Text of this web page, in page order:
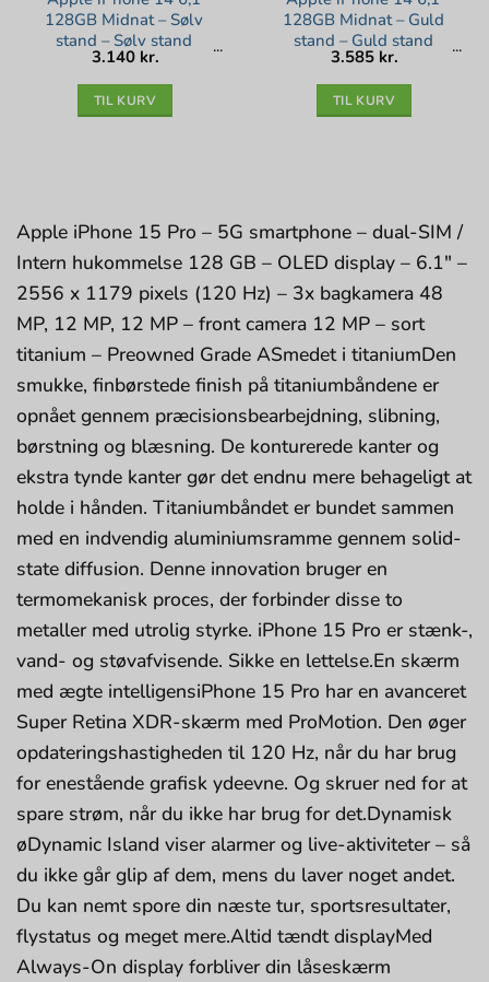
128GB Midnat – Sølv
stand – Sølv stand
3.140 kr.
TIL KURV
128GB Midnat – Guld
stand – Guld stand
3.585 kr.
TIL KURV
Apple iPhone 15 Pro – 5G smartphone – dual-SIM /
Intern hukommelse 128 GB – OLED display – 6.1″ –
2556 x 1179 pixels (120 Hz) – 3x bagkamera 48
MP, 12 MP, 12 MP – front camera 12 MP – sort
titanium – Preowned Grade ASmedet i titaniumDen
smukke, finbørstede finish på titaniumbåndene er
opnået gennem præcisionsbearbejdning, slibning,
børstning og blæsning. De konturerede kanter og
ekstra tynde kanter gør det endnu mere behageligt at
holde i hånden. Titaniumbåndet er bundet sammen
med en indvendig aluminiumsramme gennem solid-
state diffusion. Denne innovation bruger en
termomekanisk proces, der forbinder disse to
metaller med utrolig styrke. iPhone 15 Pro er stænk-,
vand- og støvafvisende. Sikke en lettelse.En skærm
med ægte intelligensiPhone 15 Pro har en avanceret
Super Retina XDR-skærm med ProMotion. Den øger
opdateringshastigheden til 120 Hz, når du har brug
for enestående grafisk ydeevne. Og skruer ned for at
spare strøm, når du ikke har brug for det.Dynamisk
øDynamic Island viser alarmer og live-aktiviteter – så
du ikke går glip af dem, mens du laver noget andet.
Du kan nemt spore din næste tur, sportsresultater,
flystatus og meget mere.Altid tændt displayMed
Always-On display forbliver din låseskærm